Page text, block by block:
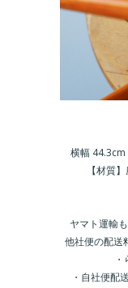
横幅
【材質
ヤマト運輸
他社便の配送
・自社便配